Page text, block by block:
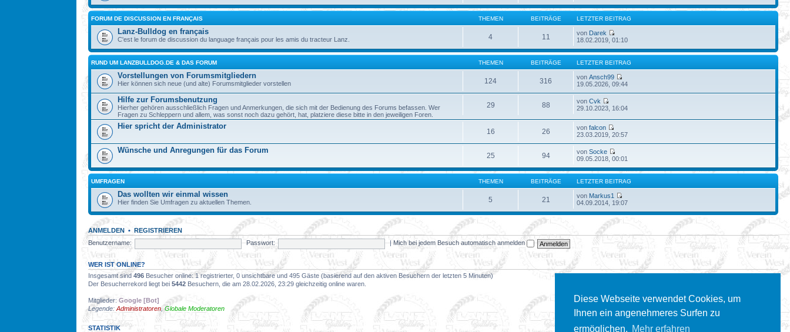
Diese Webseite verwendet Cookies, um
Ihnen ein angenehmeres Surfen zu
ermöglichen. Mehr erfahren
FORUM DE DISCUSSION EN FRANÇAIS THEMEN BEITRÄGE LETZTER BEITRAG
Lanz-Bulldog en français
C'est le forum de discussion du language français pour les amis du tracteur Lanz. 4 11 von Darek
18.02.2019, 01:10
RUND UM LANZBULLDOG.DE & DAS FORUM THEMEN BEITRÄGE LETZTER BEITRAG
Vorstellungen von Forumsmitgliedern
Hier können sich neue (und alte) Forumsmitglieder vorstellen 124 316 vonAnsch99
19.05.2026, 09:44
Hilfe zur Forumsbenutzung
Hierher gehören ausschließlich Fragen und Anmerkungen, die sich mit der Bedienung des Forums befassen. Wer
Fragen zu Schleppern und allem, was sonst noch dazu gehört, hat, platziere diese bitte in den jeweiligen Foren.
29 88 vonCvk
29.10.2023, 16:04
Hier spricht der Administrator
16 26 vonfalcon
23.03.2019, 20:57
Wünsche und Anregungen für das Forum
25 94 vonSocke
09.05.2018, 00:01
UMFRAGEN THEMEN BEITRÄGE LETZTER BEITRAG
Das wollten wir einmal wissen
Hier finden Sie Umfragen zu aktuellen Themen. 5 21 von Markus1
04.09.2014, 19:07
ANMELDEN • REGISTRIEREN
Benutzername:
Passwort: |Mich bei jedem Besuch automatisch anmelden
WER IST ONLINE?
Insgesamt sind 496 Besucher online: 1 registrierter, 0 unsichtbare und 495 Gäste (basierend auf den aktiven Besuchern der letzten 5 Minuten)
Der Besucherrekord liegt bei 5442 Besuchern, die am 28.02.2026, 23:29 gleichzeitig online waren.
Mitglieder: Google [Bot]
Legende: Administratoren ,Globale Moderatoren
STATISTIK